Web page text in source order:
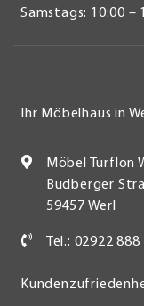
Samstags: 10:00 –
Ihr Möbelhaus in
Möbel Turflon
Budberger
59457 Werl
Tel.: 02922 888